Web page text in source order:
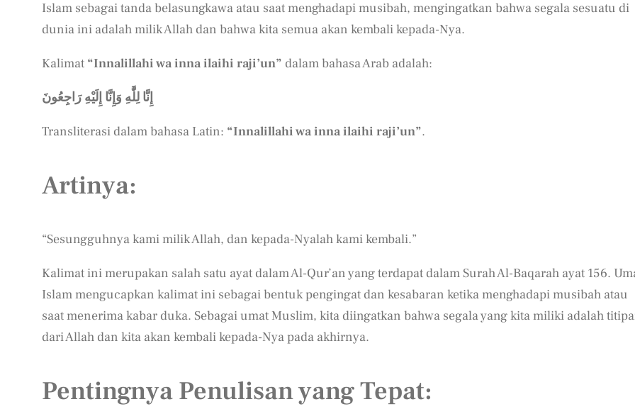
Islam sebagai tanda belasungkawa atau saat menghadapi musibah, mengingatkan bahwa segala sesuatu di
dunia ini adalah milik Allah dan bahwa kita semua akan kembali kepada-Nya.
Kalimat “Innalillahi wa inna ilaihi raji’un” dalam bahasa Arab adalah:
إِنَّا لِلَّٰهِ وَإِنَّا إِلَيْهِ رَاجِعُونَ
Transliterasi dalam bahasa Latin: “Innalillahi wa inna ilaihi raji’un”.
Artinya:
“Sesungguhnya kami milik Allah, dan kepada-Nyalah kami kembali.”
Kalimat ini merupakan salah satu ayat dalam Al-Qur’an yang terdapat dalam Surah Al-Baqarah ayat 156.
Islam mengucapkan kalimat ini sebagai bentuk pengingat dan kesabaran ketika menghadapi musibah atau
saat menerima kabar duka. Sebagai umat Muslim, kita diingatkan bahwa segala yang kita miliki adalah
dari Allah dan kita akan kembali kepada-Nya pada akhirnya.
Pentingnya Penulisan yang Tepat: